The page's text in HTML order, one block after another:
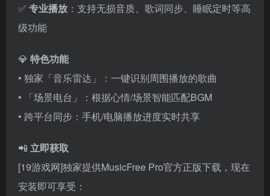
✅ 专业播放 ：支持无损音质、歌词同步、睡眠定时等高
级功能
💎 特色功能
• 独家「音乐雷达」：一键识别周围播放的歌曲
• 「场景电台」：根据心情/场景智能匹配BGM
• 跨平台同步：手机/电脑播放进度实时共享
📲 立即获取
[19游戏网]独家提供MusicFree Pro官方正版下载，现在
安装即可享受：